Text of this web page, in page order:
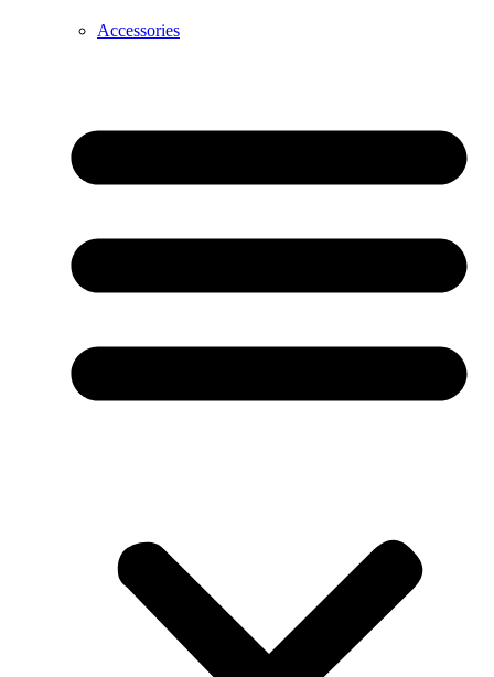
Accessories